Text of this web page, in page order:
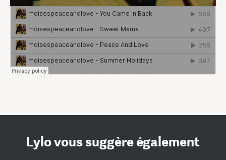
Lylo vous suggère également